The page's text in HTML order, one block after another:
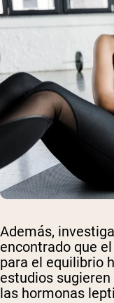
Además,
encontrado que
para el equilibrio
estudios
las hormonas